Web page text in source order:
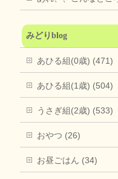
みどりblog
あひる組(0歳) (471)
あひる組(1歳) (504)
うさぎ組(2歳) (533)
おやつ (26)
お昼ごはん (34)